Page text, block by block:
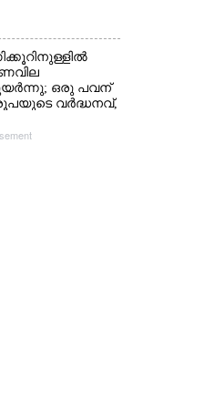
ഒരു പവന്
രൂപയുടെ വർദ്ധനവ്,